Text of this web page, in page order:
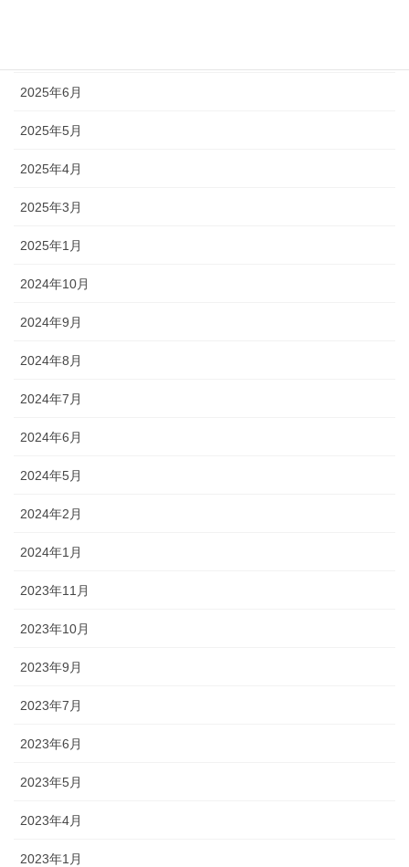
2025年6月
2025年5月
2025年4月
2025年3月
2025年1月
2024年10月
2024年9月
2024年8月
2024年7月
2024年6月
2024年5月
2024年2月
2024年1月
2023年11月
2023年10月
2023年9月
2023年7月
2023年6月
2023年5月
2023年4月
2023年1月